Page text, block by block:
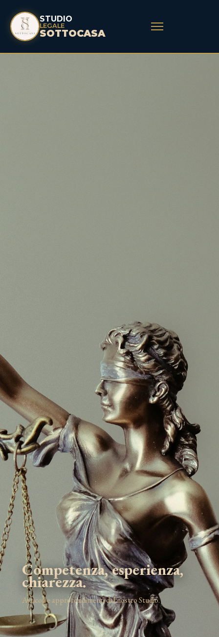
STUDIO
LEGALE
SOTTOCASA
Competenza, esperienza,
chiarezza.
Articoli e approfondimenti dal nostro Studio.